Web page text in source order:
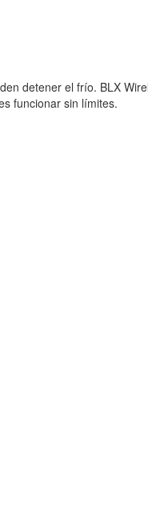
detener el frío. BLX
funcionar sin límites.